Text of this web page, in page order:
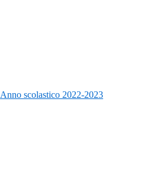
Anno scolastico 2022-2023